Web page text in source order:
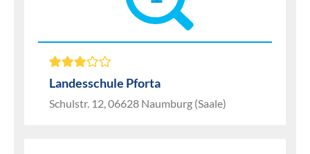
Landesschule Pforta
Schulstr. 12, 06628 Naumburg (Saale)